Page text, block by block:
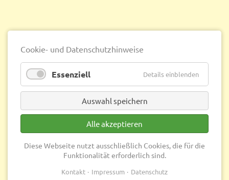
Cookie- und Datenschutzhinweise
Essenziell Details einblenden
Auswahl speichern
Alle akzeptieren
Diese Webseite nutzt ausschließlich Cookies, die für die
Funktionalität erforderlich sind.
Kontakt Impressum Datenschutz